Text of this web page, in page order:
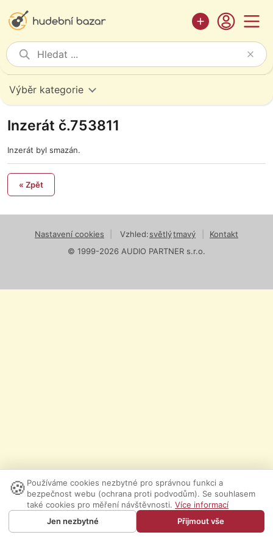
Výběr kategorie
Inzerát č.753811
Inzerát byl smazán.
« Zpět
Nastavení cookies Vzhled:světlýtmavý
Kontakt
© 1999-2026 AUDIO PARTNER s.r.o.
🍪 Používáme cookies nezbytné pro správnou funkci a
bezpečnost webu (ochrana proti podvodům). Se souhlasem
také cookies pro měření návštěvnosti. Více informací
Jen nezbytné
Přijmout vše